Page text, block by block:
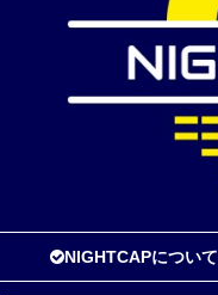
NIGHTCAPについて